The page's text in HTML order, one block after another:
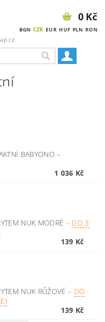
BGN CZK EUR HUF PLN RON
0 Kč
BABYONO–
1 036 Kč
NUK MODRÉ – DO 3
139 Kč
NUK RŮŽOVÉ – DO
139 Kč